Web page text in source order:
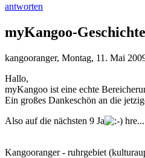
antworten
myKangoo-
kangooranger, Montag, 11. Mai
Hallo,
myKangoo ist eine echte
Ein großes Dankeschön an die
Also auf die nächsten 9 Ja
Kangooranger - ruhrgebiet